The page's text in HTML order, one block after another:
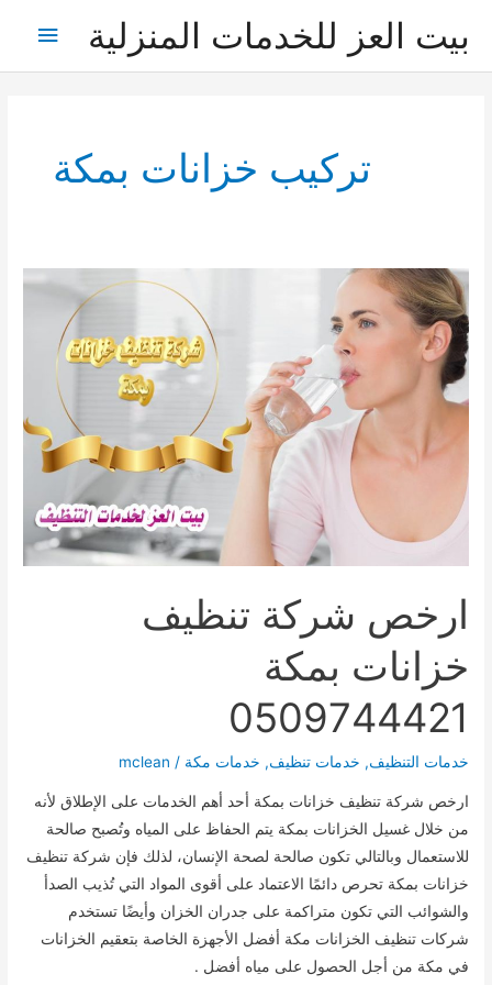
بيت العز للخدمات المنزلية
تركيب خزانات بمكة
ارخص شركة تنظيف
خزانات بمكة
0509744421
خدمات التنظيف, خدمات تنظيف, خدمات مكة /
mclean
ارخص شركة تنظيف خزانات بمكة أحد أهم الخدمات على الإطلاق لأنه
من خلال غسيل الخزانات بمكة يتم الحفاظ على المياه وتُصبح صالحة
للاستعمال وبالتالي تكون صالحة لصحة الإنسان، لذلك فإن شركة تنظيف
خزانات بمكة تحرص دائمًا الاعتماد على أقوى المواد التي تُذيب الصدأ
والشوائب التي تكون متراكمة على جدران الخزان وأيضًا تستخدم
شركات تنظيف الخزانات مكة أفضل الأجهزة الخاصة بتعقيم الخزانات
في مكة من أجل الحصول على مياه أفضل .